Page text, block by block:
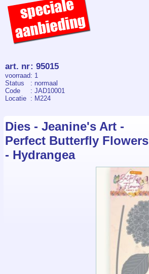
art. nr: 95015
voorraad: 1
Status
: normaal
Code
: JAD10001
Locatie : M224
Dies - Jeanine's Art -
Perfect Butterfly Flowers
- Hydrangea